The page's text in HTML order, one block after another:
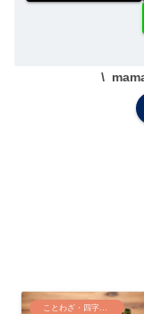
ことわざ・四字熟語・気づき